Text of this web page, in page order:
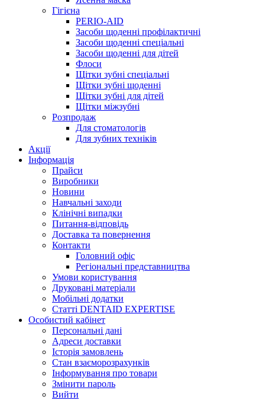
Гігієна
PERIO-AID
Засоби щоденні профілактичні
Засоби щоденні спеціальні
Засоби щоденні для дітей
Флоси
Щітки зубні спеціальні
Щітки зубні щоденні
Щітки зубні для дітей
Щітки міжзубні
Розпродаж
Для стоматологів
Для зубних техніків
Акції
Інформація
Прайси
Виробники
Новини
Навчальні заходи
Клінічні випадки
Питання-відповідь
Доставка та повернення
Контакти
Головний офіс
Регіональні представництва
Умови користування
Друковані матеріали
Мобільні додатки
Статті DENTAID EXPERTISE
Особистий кабінет
Персональні дані
Адреси доставки
Історія замовлень
Стан взаєморозрахунків
Інформування про товари
Змінити пароль
Вийти